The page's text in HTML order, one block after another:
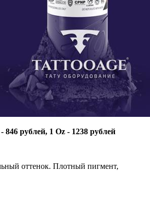
846 рублей, 1 Oz - 1238 рублей
оттенок. Плотный пигмент,